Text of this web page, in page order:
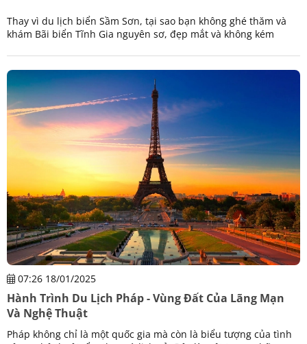
Thay vì du lịch biển Sầm Sơn, tại sao bạn không ghé thăm và
khám Bãi biển Tĩnh Gia nguyên sơ, đẹp mắt và không kém
07:26 18/01/2025
Hành Trình Du Lịch Pháp - Vùng Đất Của Lãng Mạn
Và Nghệ Thuật
Pháp không chỉ là một quốc gia mà còn là biểu tượng của tình